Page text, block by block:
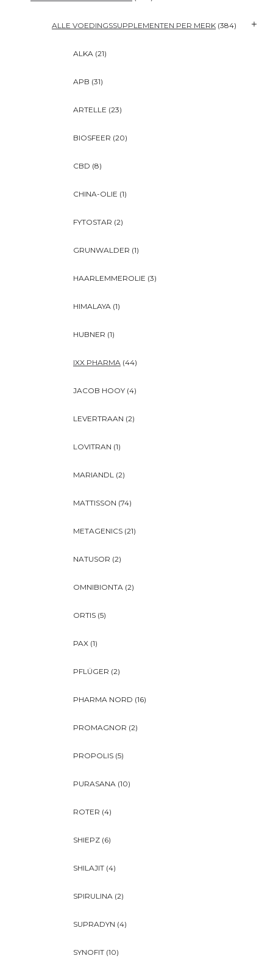
ALLE VOEDINGSSUPPLEMENTEN PER MERK (384)
ALKA (21)
APB (31)
ARTELLE (23)
BIOSFEER (20)
CBD (8)
CHINA-OLIE (1)
FYTOSTAR (2)
GRUNWALDER (1)
HAARLEMMEROLIE (3)
HIMALAYA (1)
HUBNER (1)
IXX PHARMA (44)
JACOB HOOY (4)
LEVERTRAAN (2)
LOVITRAN (1)
MARIANDL (2)
MATTISSON (74)
METAGENICS (21)
NATUSOR (2)
OMNIBIONTA (2)
ORTIS (5)
PAX (1)
PFLÜGER (2)
PHARMA NORD (16)
PROMAGNOR (2)
PROPOLIS (5)
PURASANA (10)
ROTER (4)
SHIEPZ (6)
SHILAJIT (4)
SPIRULINA (2)
SUPRADYN (4)
SYNOFIT (10)